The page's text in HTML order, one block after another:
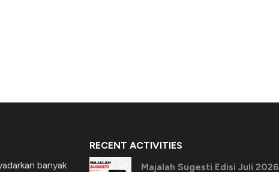
banyak
RECENT ACTIVITIES
Majalah Sugesti Edisi Juli 2026